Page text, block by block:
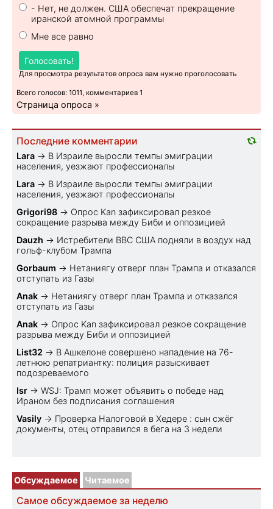
- Нет, не должен. США обеспечат прекращение
иранской атомной программы
Мне все равно
Голосовать!
Для просмотра результатов опроса вам нужно проголосовать
Всего голосов: 1011, комментариев 1
Страница опроса »
Последние комментарии
Lara → В Израиле выросли темпы эмиграции
населения, уезжают профессионалы
Lara → В Израиле выросли темпы эмиграции
населения, уезжают профессионалы
Grigori98 → Опрос Kan зафиксировал резкое
сокращение разрыва между Биби и оппозицией
Dauzh → Истребители ВВС США подняли в воздух над
гольф-клубом Трампа
Gorbaum → Нетаниягу отверг план Трампа и отказался
отступать из Газы
Anak → Нетаниягу отверг план Трампа и отказался
отступать из Газы
Anak → Опрос Kan зафиксировал резкое сокращение
разрыва между Биби и оппозицией
List32 → В Ашкелоне совершено нападение на 76-
летнюю репатриантку: полиция разыскивает
подозреваемого
Isr → WSJ: Трамп может объявить о победе над
Ираном без подписания соглашения
Vasily → Проверка Налоговой в Хедере : сын сжёг
документы, отец отправился в бега на 3 недели
Обсуждаемое Читаемое
Самое обсуждаемое за неделю